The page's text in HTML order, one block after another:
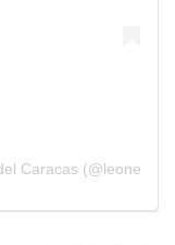
Caracas